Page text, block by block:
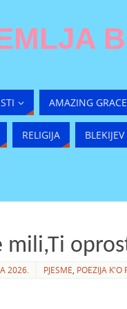
AMAZING GRACE
RELIGIJA
mili,Ti
2026. PJESME POEZIJA K'O